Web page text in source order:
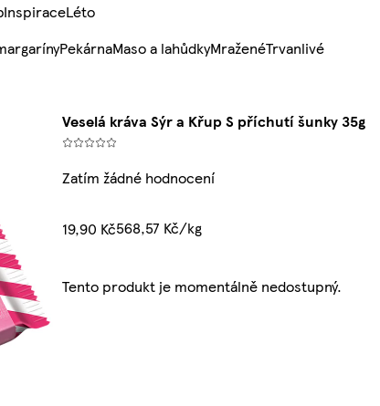
InspiraceLéto
PekárnaMaso a lahůdkyMraženéTrvanlivé
Veselá kráva Sýr a Křup S příchutí šunky 35g
Zatím žádné hodnocení
19,90 Kč568,57 Kč/kg
Tento produkt je momentálně nedostupný.